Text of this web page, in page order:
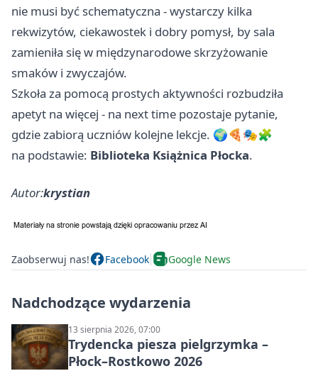
nie musi być schematyczna - wystarczy kilka
rekwizytów, ciekawostek i dobry pomysł, by sala
zamieniła się w międzynarodowe skrzyżowanie
smaków i zwyczajów.
Szkoła za pomocą prostych aktywności rozbudziła
apetyt na więcej - na next time pozostaje pytanie,
gdzie zabiorą uczniów kolejne lekcje. 🌍🍕🎭🧩
na podstawie: Biblioteka Książnica Płocka.
Autor:krystian
Zaobserwuj nas! Facebook Google News
Nadchodzące wydarzenia
13 sierpnia 2026, 07:00
Trydencka piesza pielgrzymka –
Płock–Rostkowo 2026